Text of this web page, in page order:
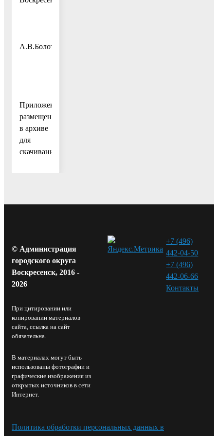
А.В.Болотников
Приложения
размещены
в архиве
для
скачивания
© Администрация
городского округа
Воскресенск, 2016 -
2026
При цитировании или
копировании материалов
сайта, ссылка на сайт
обязательна.
В материалах могут быть
использованы фотографии и
графические изображения из
открытых источников в сети
Интернет.
+7 (496)
442-04-50
+7 (496)
442-06-66
Контакты⁠
Политика обработки персональных данных в